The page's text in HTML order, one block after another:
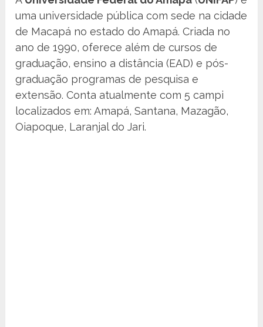
uma universidade pública com sede na cidade
de Macapá no estado do Amapá. Criada no
ano de 1990, oferece além de cursos de
graduação, ensino a distância (EAD) e pós-
graduação programas de pesquisa e
extensão. Conta atualmente com 5 campi
localizados em: Amapá, Santana, Mazagão,
Oiapoque, Laranjal do Jari.